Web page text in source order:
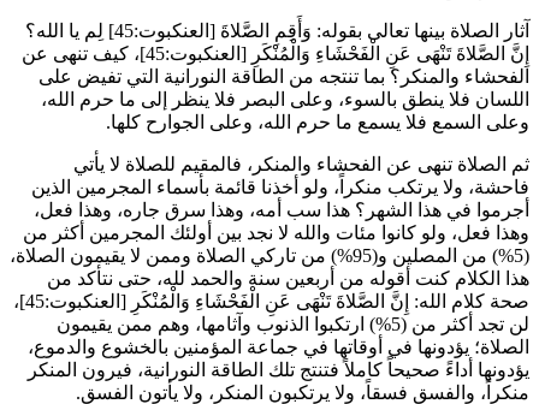
آثار الصلاة بينها تعالى بقوله: وَأَقِمِ الصَّلاةَ [العنكبوت:45] لِم يا الله؟
إِنَّ الصَّلاةَ تَنْهَى عَنِ الْفَحْشَاءِ وَالْمُنْكَرِ
[العنكبوت:45]، كيف تنهى عن
الفحشاء والمنكر؟ بما تنتجه من الطاقة النورانية التي تفيض على
اللسان فلا ينطق بالسوء، وعلى البصر فلا ينظر إلى ما حرم الله،
وعلى السمع فلا يسمع ما حرم الله، وعلى الجوارح كلها.
ثم الصلاة تنهى عن الفحشاء والمنكر، فالمقيم للصلاة لا يأتي
فاحشة، ولا يرتكب منكراً، ولو أخذنا قائمة بأسماء المجرمين الذين
أجرموا في هذا الشهر؟ هذا سب أمه، وهذا سرق جاره، وهذا فعل،
وهذا فعل، ولو كانوا مئات والله لا نجد بين أولئك المجرمين أكثر من
(5%) من المصلين و(95%) من تاركي الصلاة وممن لا يقيمون الصلاة،
هذا الكلام كنت أقوله من أربعين سنة والحمد لله، حتى نتأكد من
صحة كلام الله: إِنَّ الصَّلاةَ تَنْهَى عَنِ الْفَحْشَاءِ وَالْمُنْكَرِ
[العنكبوت:45]،
لن تجد أكثر من (5%) ارتكبوا الذنوب وآثامها، وهم ممن يقيمون
الصلاة؛ يؤدونها في أوقاتها في جماعة المؤمنين بالخشوع والدموع،
يؤدونها أداءً صحيحاً كاملاً فتنتج تلك الطاقة النورانية، فيرون المنكر
منكراً، والفسق فسقاً، ولا يرتكبون المنكر، ولا يأتون الفسق.